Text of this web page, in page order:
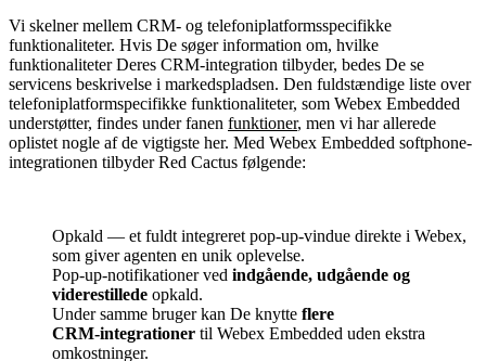
Vi skelner mellem CRM- og telefoni­platformsspecifikke
funktionaliteter. Hvis De søger information om, hvilke
funktionaliteter Deres CRM-integration tilbyder, bedes De se
servicens beskrivelse i markedspladsen. Den fuldstændige liste over
telefoniplatform­specifikke funktionaliteter, som Webex Embedded
understøtter, findes under fanen funktioner, men vi har allerede
oplistet nogle af de vigtigste her. Med Webex Embedded softphone­
integrationen tilbyder Red Cactus følgende:
Opkald — et fuldt integreret pop‑up‑vindue direkte i Webex,
som giver agenten en unik oplevelse.
Pop‑up‑notifikationer ved indgående, udgående og
viderestillede opkald.
Under samme bruger kan De knytte flere
CRM‑integrationer til Webex Embedded uden ekstra
omkostninger.